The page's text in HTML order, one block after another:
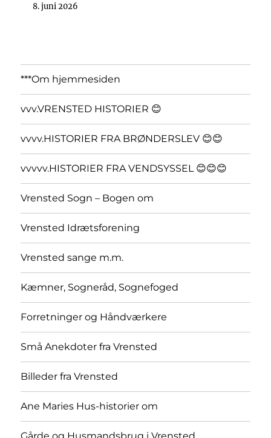
8. juni 2026
***Om hjemmesiden
vvv.VRENSTED HISTORIER 😊
vvvv.HISTORIER FRA BRØNDERSLEV 😊😊
vvvvv.HISTORIER FRA VENDSYSSEL 😊😊😊
Vrensted Sogn – Bogen om
Vrensted Idrætsforening
Vrensted sange m.m.
Kæmner, Sogneråd, Sognefoged
Forretninger og Håndværkere
Små Anekdoter fra Vrensted
Billeder fra Vrensted
Ane Maries Hus-historier om